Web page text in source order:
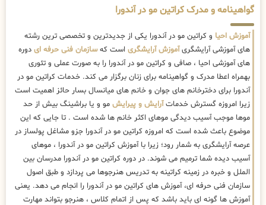
گواهینامه و مدرک کراتین مو در آندورا
آموزش احیا و کراتین مو در آندورا یکی از جدیدترین و تخصصی ترین رشته
های آموزشی آرایشگریآموزش آرایشگری است کهسازمان فنی حرفه ای دوره
های آموزشی احیا ، صافی و کراتین مو در آندورا را به صورت عملی و تئوری
بهمراه اعطا مدرک و گواهینامه برای زنان برگزار می کند. خدمات کراتین مو در
آندورا برای دخترخانم های جوان و خانم های میانسال بسار حائز اهمیت است
زیرا امروزه گسترش خدماتآرایش و پیرایش مو و یا براشینگ بیش از حد
موها موجب آسیب دیدگی موهای اکثر خانم ها شده است . تا جایی که این
موضوع باعث شده است که امروزه کراتین مو در آندورا جزو مشاغل پولساز در
عرصه آرایشگری به شمار رود؛ زیرا با آموزش کراتین مو در آندورا ، موهای
آسیب دیده شما ترمیم می شوند. در دوره کراتین مو در آندورا مدرسان بین
الملل و خبره در زمینه کراتینه به تدریس هنرجوها می پردازد و طبق اصول
سازمان فنی حرفه ای، آموزش های کراتین مو در آندورا را انجام می دهد. یعنی
آموزش ها گونه ای باید باشد که پس از اتمام کلاس ، هنرجو بتواند مهارت